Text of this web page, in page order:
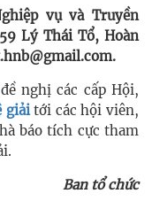
vụ và Truyền
Lý Thái Tổ, Hoàn
.
nghị các cấp Hội,
giải tới các hội viên,
báo tích cực tham
Ban tổ chức